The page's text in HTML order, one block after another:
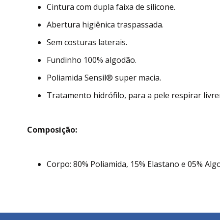
Cintura com dupla faixa de silicone.
Abertura higiênica traspassada.
Sem costuras laterais.
Fundinho 100% algodão.
Poliamida Sensil® super macia.
Tratamento hidrófilo, para a pele respirar
Composição:
Corpo: 80% Poliamida, 15% Elastano e 05%